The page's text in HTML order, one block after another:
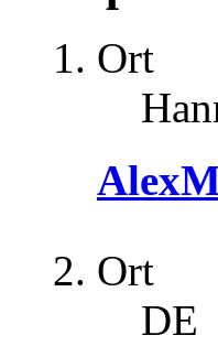
Ort
Ort
DE